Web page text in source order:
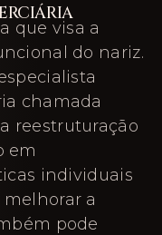
que visa a
do nariz.
chamada
reestruturação
em
individuais
a
pode